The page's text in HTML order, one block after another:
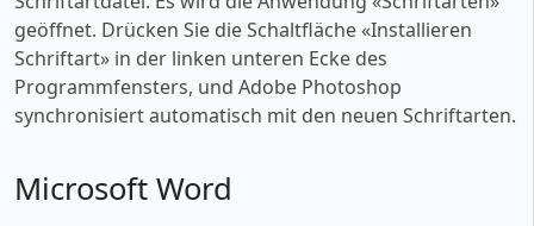
geöffnet. Drücken Sie die Schaltfläche «‎Installieren
Schriftart» in der linken unteren Ecke des
Programmfensters, und Adobe Photoshop
synchronisiert automatisch mit den neuen Schriftarten.
Microsoft Word